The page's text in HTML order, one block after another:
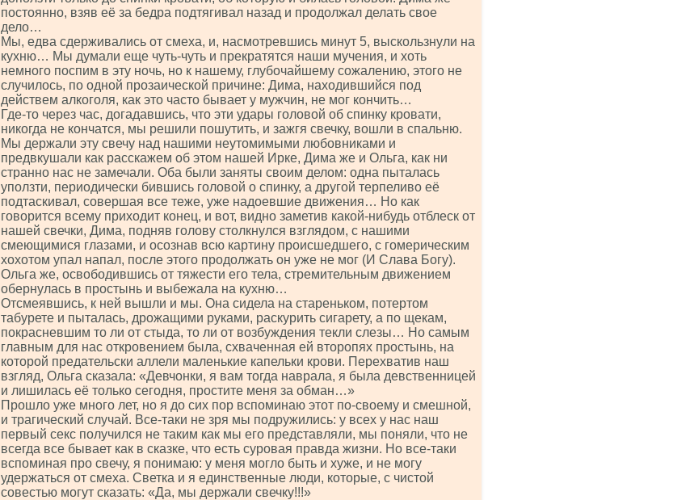
постоянно, взяв её за бедра подтягивал назад и продолжал делать свое
дело…
Мы, едва сдерживались от смеха, и, насмотревшись минут 5, выскользнули на
кухню… Мы думали еще чуть-чуть и прекратятся наши мучения, и хоть
немного поспим в эту ночь, но к нашему, глубочайшему сожалению, этого не
случилось, по одной прозаической причине: Дима, находившийся под
действем алкоголя, как это часто бывает у мужчин, не мог кончить…
Где-то через час, догадавшись, что эти удары головой об спинку кровати,
никогда не кончатся, мы решили пошутить, и зажгя свечку, вошли в спальню.
Мы держали эту свечу над нашими неутомимыми любовниками и
предвкушали как расскажем об этом нашей Ирке, Дима же и Ольга, как ни
странно нас не замечали. Оба были заняты своим делом: одна пыталась
уползти, периодически бившись головой о спинку, а другой терпеливо её
подтаскивал, совершая все теже, уже надоевшие движения… Но как
говорится всему приходит конец, и вот, видно заметив какой-нибудь отблеск от
нашей свечки, Дима, подняв голову столкнулся взглядом, с нашими
смеющимися глазами, и осознав всю картину происшедшего, с гомерическим
хохотом упал напал, после этого продолжать он уже не мог (И Слава Богу).
Ольга же, освободившись от тяжести его тела, стремительным движением
обернулась в простынь и выбежала на кухню…
Отсмеявшись, к ней вышли и мы. Она сидела на стареньком, потертом
табурете и пыталась, дрожащими руками, раскурить сигарету, а по щекам,
покрасневшим то ли от стыда, то ли от возбуждения текли слезы… Но самым
главным для нас откровением была, схваченная ей второпях простынь, на
которой предательски аллели маленькие капельки крови. Перехватив наш
взгляд, Ольга сказала: «Девчонки, я вам тогда наврала, я была девственницей
и лишилась её только сегодня, простите меня за обман…»
Прошло уже много лет, но я до сих пор вспоминаю этот по-своему и смешной,
и трагический случай. Все-таки не зря мы подружились: у всех у нас наш
первый секс получился не таким как мы его представляли, мы поняли, что не
всегда все бывает как в сказке, что есть суровая правда жизни. Но все-таки
вспоминая про свечу, я понимаю: у меня могло быть и хуже, и не могу
удержаться от смеха. Светка и я единственные люди, которые, с чистой
совестью могут сказать: «Да, мы держали свечку!!!»